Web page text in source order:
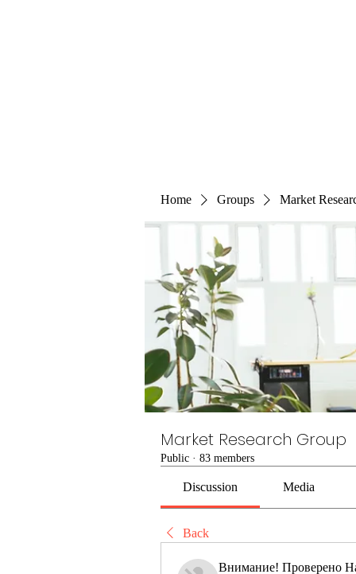
Home Groups Market
Market Research Group
Public · 83 members
Discussion Media
Back
Внимание! Проверено